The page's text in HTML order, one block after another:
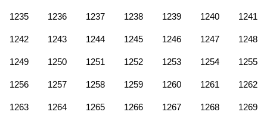
1235 1236 1237 1238 1239 1240 1241
1242 1243 1244 1245 1246 1247 1248
1249 1250 1251 1252 1253 1254 1255
1256 1257 1258 1259 1260 1261 1262
1263 1264 1265 1266 1267 1268 1269